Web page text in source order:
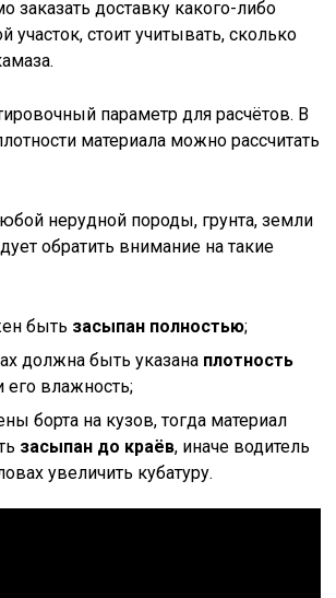
заказать доставку какого-либо
участок, стоит учитывать, сколько
параметр для расчётов. В
материала можно рассчитать
нерудной породы, грунта, земли
обратить внимание на такие
быть засыпан полностью;
должна быть указана плотность
его влажность;
борта на кузов, тогда материал
засыпан до краёв, иначе водитель
увеличить кубатуру.